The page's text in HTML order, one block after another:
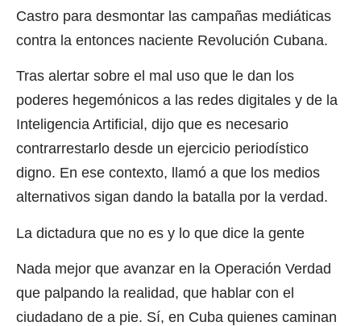
Castro para desmontar las campañas mediáticas
contra la entonces naciente Revolución Cubana.
Tras alertar sobre el mal uso que le dan los
poderes hegemónicos a las redes digitales y de la
Inteligencia Artificial, dijo que es necesario
contrarrestarlo desde un ejercicio periodístico
digno. En ese contexto, llamó a que los medios
alternativos sigan dando la batalla por la verdad.
La dictadura que no es y lo que dice la gente
Nada mejor que avanzar en la Operación Verdad
que palpando la realidad, que hablar con el
ciudadano de a pie. Sí, en Cuba quienes caminan